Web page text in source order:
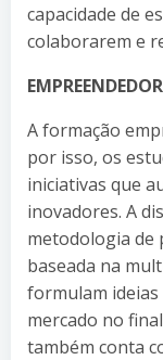
capacidade de
colaborarem e
A formação
por isso, os
iniciativas que
inovadores. A
metodologia de
baseada na
formulam
mercado no
também conta